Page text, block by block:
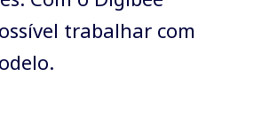
trabalhar com